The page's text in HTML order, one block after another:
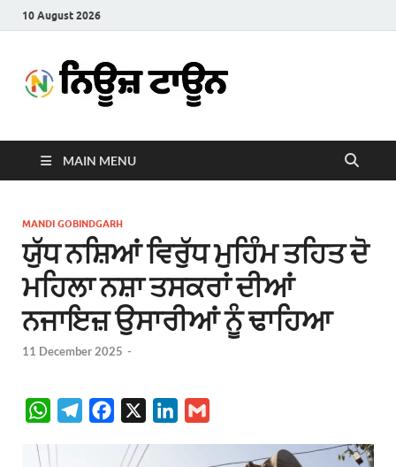
10 August 2026
Town
MAIN MENU
MANDI GOBINDGARH
ਯੁੱਧ ਨਸ਼ਿਆਂ ਵਿਰੁੱਧ ਮੁਹਿੰਮ ਤਹਿਤ ਦੋ
ਮਹਿਲਾ ਨਸ਼ਾ ਤਸਕਰਾਂ ਦੀਆਂ
ਨਜਾਇਜ਼ ਉਸਾਰੀਆਂ ਨੂੰ ਢਾਹਿਆ
11 December 2025 -
W